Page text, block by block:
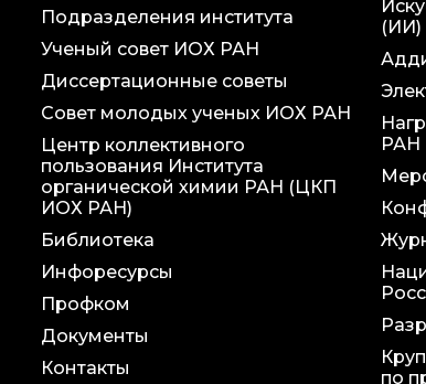
Подразделения института
Ученый совет ИОХ РАН
Диссертационные советы
Совет молодых ученых ИОХ РАН
Центр коллективного
пользования Института
органической химии РАН (ЦКП
ИОХ РАН)
Библиотека
Инфоресурсы
Профком
Документы
Контакты
(ИИ)
РАН
по